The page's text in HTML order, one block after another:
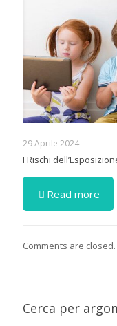
29 Aprile 2024
I Rischi
Read more
Comments are closed.
Cerca per